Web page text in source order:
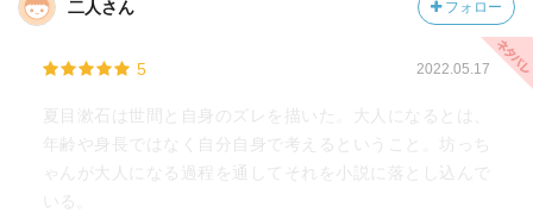
「本は読まなくてもいい」「効率は求めない」……。生徒
との対話は、世間の常識を覆すことから始まった。人間が
成熟するとはどういうことなのか? 他人の評価を気にせずに
二人さん フォロー
5 2022.05.17
夏目漱石は世間と自身のズレを描いた。大人になるとは、
年齢や身長ではなく自分自身で考えるということ。坊っち
ゃんが大人になる過程を通してそれを小説に落とし込んで
いる。